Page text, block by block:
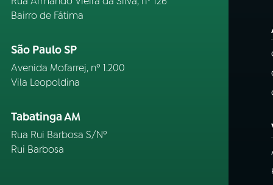
Bairro de Fátima
São Paulo SP
Avenida Mofarrej, nº 1.200
Vila Leopoldina
Tabatinga AM
Rua Rui Barbosa S/Nº
Rui Barbosa